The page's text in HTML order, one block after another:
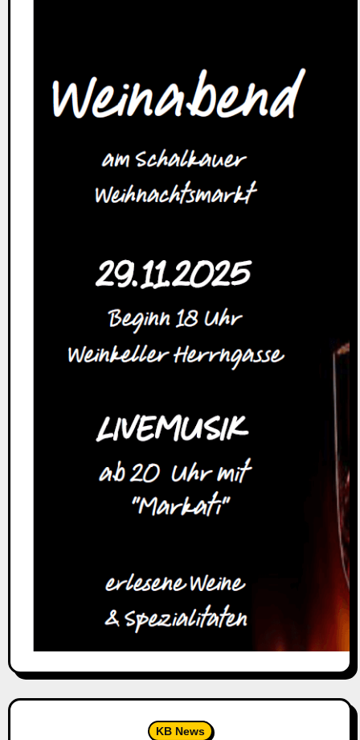
KB News